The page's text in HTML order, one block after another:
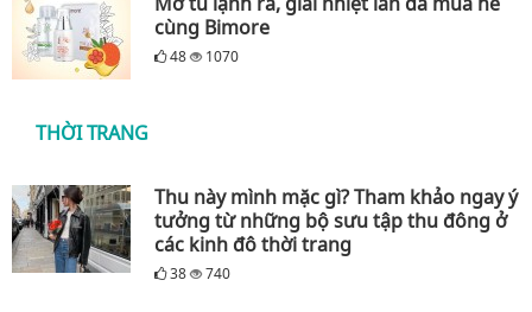
cùng Bimore
48 1070
THỜI TRANG
Thu này mình mặc gì? Tham khảo ngay ý
tưởng từ những bộ sưu tập thu đông ở
các kinh đô thời trang
38 740